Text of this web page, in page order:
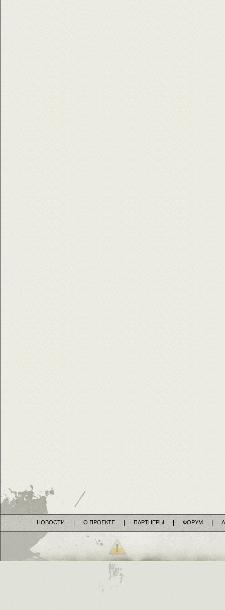
НОВОСТИ О ПРОЕКТЕ ПАРТНЕРЫ ФОРУМ